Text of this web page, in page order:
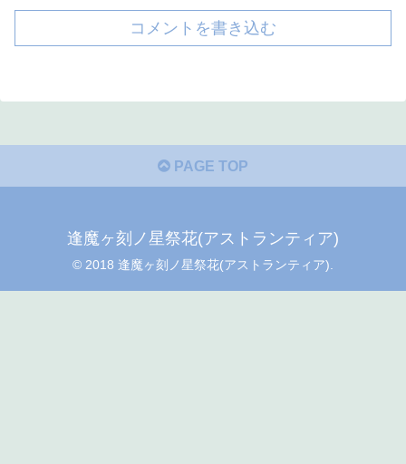
コメントを書き込む
PAGE TOP
逢魔ヶ刻ノ星祭花(アストランティア)
© 2018 逢魔ヶ刻ノ星祭花(アストランティア).